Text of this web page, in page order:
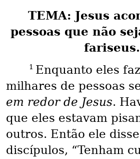
TEMA: Jesus
pessoas que não
fariseus.
1 Enquanto eles
milhares de pessoas
em redor de Jesus.
que eles estavam
outros. Então ele
discípulos, “Tenham